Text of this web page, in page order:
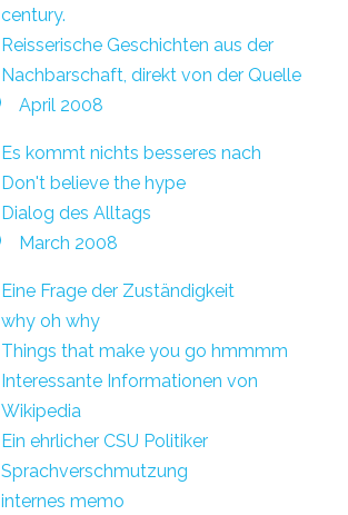
century.
Reisserische Geschichten aus der
Nachbarschaft, direkt von der Quelle
April 2008
Es kommt nichts besseres nach
Don't believe the hype
Dialog des Alltags
March 2008
Eine Frage der Zuständigkeit
why oh why
Things that make you go hmmmm
Interessante Informationen von
Wikipedia
Ein ehrlicher CSU Politiker
Sprachverschmutzung
internes memo